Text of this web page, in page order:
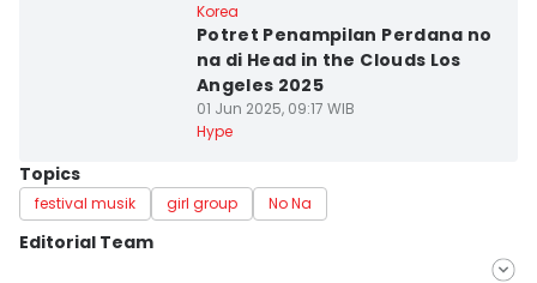
Korea
Potret Penampilan Perdana no
na di Head in the Clouds Los
Angeles 2025
01 Jun 2025, 09:17 WIB
Hype
Topics
festival musik girl group No Na
Editorial Team